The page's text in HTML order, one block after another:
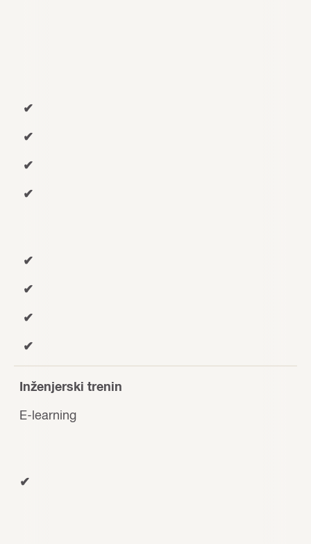
✔
✔
✔
✔
✔
✔
✔
✔
Inženjerski trenin
E-learning
✔